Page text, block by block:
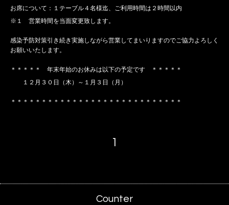
お席について：１テーブル４名様迄、ご利用時間は２時間以内
※１ 営業時間を当面変更致します。
感染予防対策引き続き実施しながら営業してまいりますのでご協力よろしく
お願いいたします。
＊＊＊＊＊ 年末年始のお休みは以下の予定です ＊＊＊＊＊
１２月３０日（木）～１月３日（月）
＊＊＊＊＊＊＊＊＊＊＊＊＊＊＊＊＊＊＊＊＊＊＊＊＊＊＊＊
1
Counter